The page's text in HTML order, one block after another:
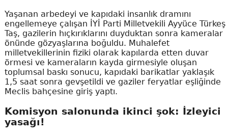
Yaşanan arbedeyi ve kapıdaki insanlık dramını
engellemeye çalışan İYİ Parti Milletvekili Ayyüce Türkeş
Taş, gazilerin hıçkırıklarını duyduktan sonra kameralar
önünde gözyaşlarına boğuldu. Muhalefet
milletvekillerinin fiziki olarak kapılarda etten duvar
örmesi ve kameraların kayda girmesiyle oluşan
toplumsal baskı sonucu, kapıdaki barikatlar yaklaşık
1,5 saat sonra gevşetildi ve gaziler feryatlar eşliğinde
Meclis bahçesine giriş yaptı.
Komisyon salonunda ikinci şok: İzleyici
yasağı!